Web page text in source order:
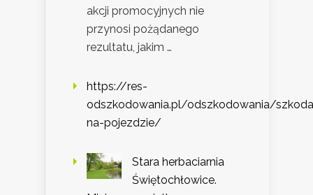
akcji promocyjnych nie
przynosi pożądanego
rezultatu, jakim …
https://res-
odszkodowania.pl/odszkodowania/
na-pojezdzie/
Stara herbaciarnia
Świętochłowice.